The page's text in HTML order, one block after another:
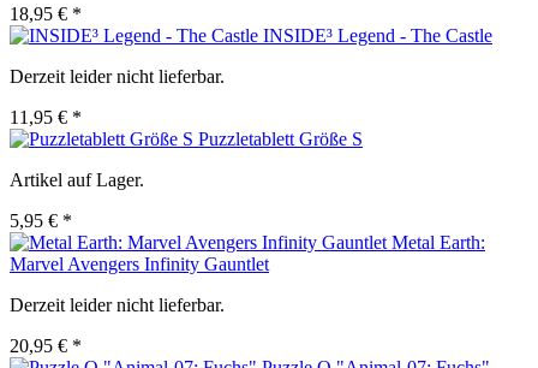
18,95 € *
INSIDE³ Legend - The Castle
Derzeit leider nicht lieferbar.
11,95 € *
Puzzletablett Größe S
Artikel auf Lager.
5,95 € *
Metal Earth:
Marvel Avengers Infinity Gauntlet
Derzeit leider nicht lieferbar.
20,95 € *